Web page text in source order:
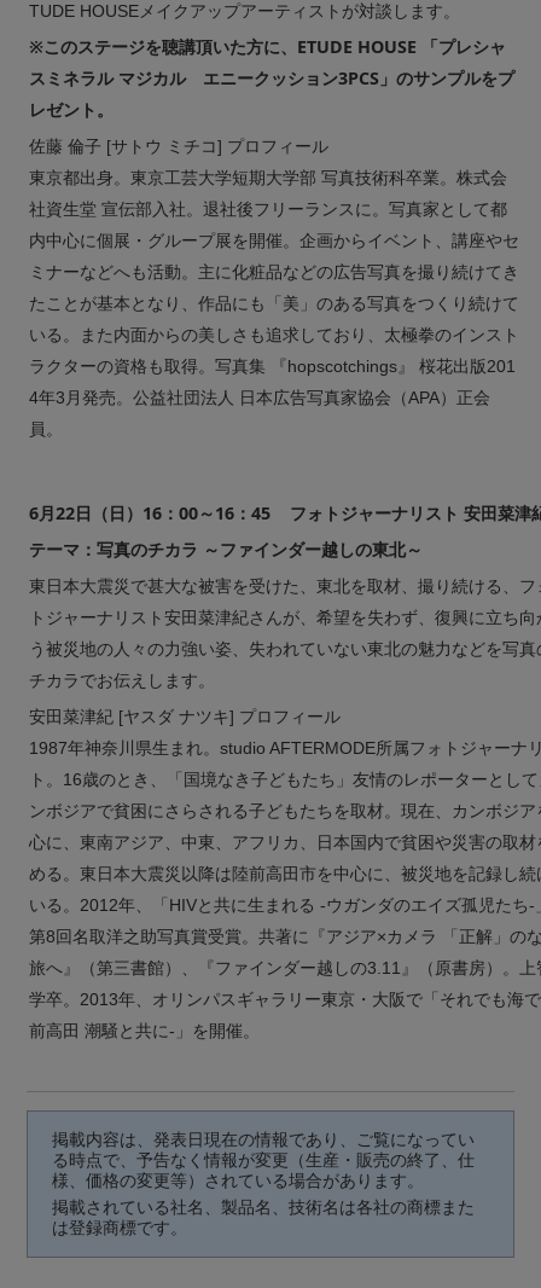
TUDE HOUSEメイクアップアーティストが対談します。
※このステージを聴講頂いた方に、ETUDE HOUSE 「プレシャ
スミネラル マジカル エニークッション3PCS」のサンプルをプ
レゼント。
佐藤 倫子 [サトウ ミチコ] プロフィール
東京都出身。東京工芸大学短期大学部 写真技術科卒業。株式会
社資生堂 宣伝部入社。退社後フリーランスに。写真家として都
内中心に個展・グループ展を開催。企画からイベント、講座やセ
ミナーなどへも活動。主に化粧品などの広告写真を撮り続けてき
たことが基本となり、作品にも「美」のある写真をつくり続けて
いる。また内面からの美しさも追求しており、太極拳のインスト
ラクターの資格も取得。写真集 『hopscotchings』 桜花出版201
4年3月発売。公益社団法人 日本広告写真家協会（APA）正会
員。
6月22日（日）16：00～16：45 フォトジャーナリスト 安田菜津
テーマ：写真のチカラ ～ファインダー越しの東北～
東日本大震災で甚大な被害を受けた、東北を取材、撮り続ける、フ
トジャーナリスト安田菜津紀さんが、希望を失わず、復興に立ち向
う被災地の人々の力強い姿、失われていない東北の魅力などを写真
チカラでお伝えします。
安田菜津紀 [ヤスダ ナツキ] プロフィール
1987年神奈川県生まれ。studio AFTERMODE所属フォトジャーナ
ト。16歳のとき、「国境なき子どもたち」友情のレポーターとし
ンボジアで貧困にさらされる子どもたちを取材。現在、カンボジア
心に、東南アジア、中東、アフリカ、日本国内で貧困や災害の取材
める。東日本大震災以降は陸前高田市を中心に、被災地を記録し続
いる。2012年、「HIVと共に生まれる -ウガンダのエイズ孤児たち-
第8回名取洋之助写真賞受賞。共著に『アジア×カメラ 「正解」の
旅へ』（第三書館）、『ファインダー越しの3.11』（原書房）。上
学卒。2013年、オリンパスギャラリー東京・大阪で「それでも海
前高田 潮騒と共に-」を開催。
掲載内容は、発表日現在の情報であり、ご覧になってい
る時点で、予告なく情報が変更（生産・販売の終了、仕
様、価格の変更等）されている場合があります。
掲載されている社名、製品名、技術名は各社の商標また
は登録商標です。